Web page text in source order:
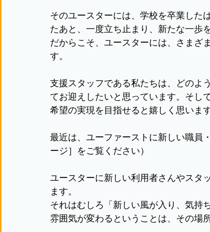
そのユースターには、学校を卒業した
たあと、一度立ち止まり、新たな一歩
だからこそ、ユースターには、さまざ
す。
支援スタッフである私たちは、どのよ
てお迎えしたいと思っています。そし
希望の実現を目指せると嬉しく思います
最近は、ユーファーストに新しい職員
ージ］をご覧ください）
ユースターに新しい利用者さんやスタ
ます。
それはむしろ「新しい風が入り、気持
雰囲気が変わるということは、その場